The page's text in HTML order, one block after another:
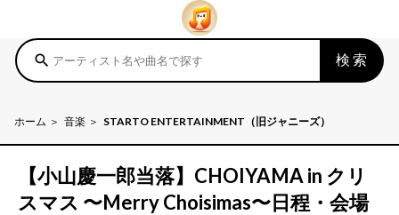
search 検索
ホーム 音楽 STARTO ENTERTAINMENT（旧ジャニーズ）
【小山慶一郎当落】CHOIYAMA in クリ
スマス 〜Merry Choisimas〜日程・会場